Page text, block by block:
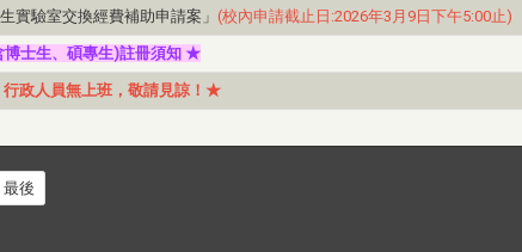
實驗室交換經費補助申請案」 (校內申請截止日:2026年3月9日下午5:00止)
士生、碩專生)註冊須知 ★
政人員無上班，敬請見諒！★
最後